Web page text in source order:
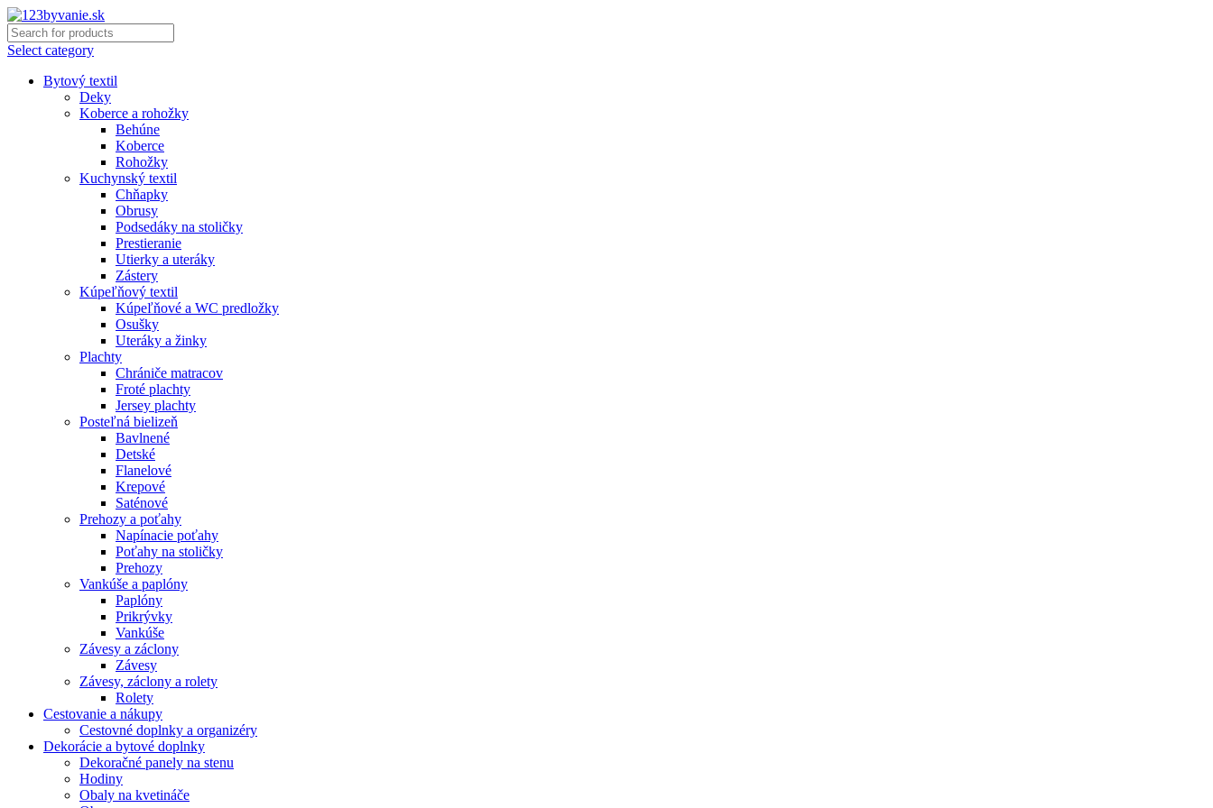
Select category
Bytový textil
Deky
Koberce a rohožky
Behúne
Koberce
Rohožky
Kuchynský textil
Chňapky
Obrusy
Podsedáky na stoličky
Prestieranie
Utierky a uteráky
Zástery
Kúpeľňový textil
Kúpeľňové a WC predložky
Osušky
Uteráky a žinky
Plachty
Chrániče matracov
Froté plachty
Jersey plachty
Posteľná bielizeň
Bavlnené
Detské
Flanelové
Krepové
Saténové
Prehozy a poťahy
Napínacie poťahy
Poťahy na stoličky
Prehozy
Vankúše a paplóny
Paplóny
Prikrývky
Vankúše
Závesy a záclony
Závesy
Závesy, záclony a rolety
Rolety
Cestovanie a nákupy
Cestovné doplnky a organizéry
Dekorácie a bytové doplnky
Dekoračné panely na stenu
Hodiny
Obaly na kvetináče